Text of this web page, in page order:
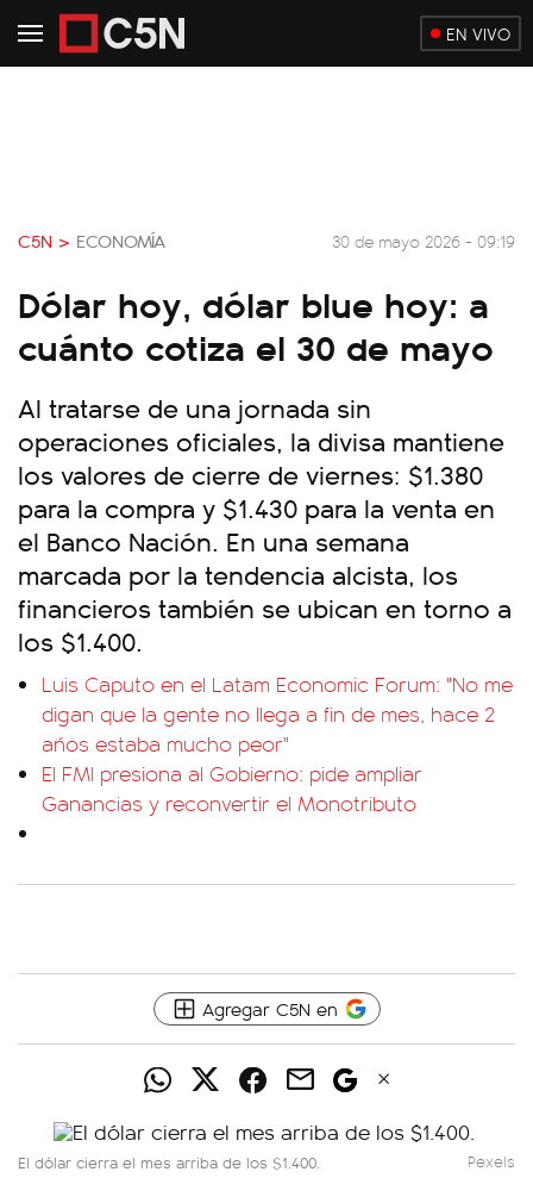
EN VIVO
C5N > ECONOMÍA 30 de mayo 2026 - 09:19
Dólar hoy, dólar blue hoy: a
cuánto cotiza el 30 de mayo
Al tratarse de una jornada sin
operaciones oficiales, la divisa mantiene
los valores de cierre de viernes: $1.380
para la compra y $1.430 para la venta en
el Banco Nación. En una semana
marcada por la tendencia alcista, los
financieros también se ubican en torno a
los $1.400.
Luis Caputo en el Latam Economic Forum: "No me
digan que la gente no llega a fin de mes, hace 2
años estaba mucho peor"
El FMI presiona al Gobierno: pide ampliar
Ganancias y reconvertir el Monotributo
Agregar C5N en
El dólar cierra el mes arriba de los $1.400. Pexels